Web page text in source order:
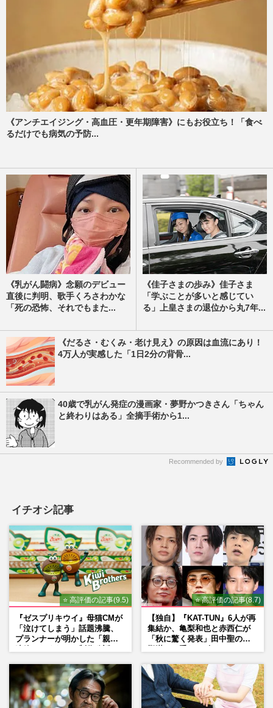
《アンチエイジング・高血圧・更年期障害》にもお役立ち！「食べ
るだけでも病気の予防...
《乳がん闘病》念願のデビュー
直後に判明、歌手くろさわかな
「死の恐怖、それでもまた...
《佳子さまの歩み》佳子さま
「学ぶことが多いと感じてい
る」上皇さまの退位から丸7年...
《だるさ・むくみ・老け見え》の原因は血流にあり！
4万人が実感した「1日2分の背骨...
40歳で乳がん発症の漫画家・夢野かつきさん「ちゃん
と終わりはある」全摘手術から1...
Recommended by
イチオシ記事
⭐ 高評価の記事(9.5)
『ゼスプリキウイ』母猫CMが
「泣けてしまう」話題沸騰、
プランナーが明かした「親に
⭐ 高評価の記事(8.7)
【独自】『KAT-TUN』6人が再
集結か、亀梨和也と赤西仁が
「秋に驚く発表」田中聖の刑